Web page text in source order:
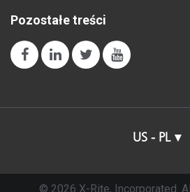
Pozostałe treści
US - PL
© 2026 X-Rite, Incorporated.